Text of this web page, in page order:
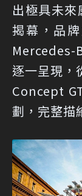
出極具未
揭幕，品
Mercedes-
逐一呈現，
Concept
劃，完整描